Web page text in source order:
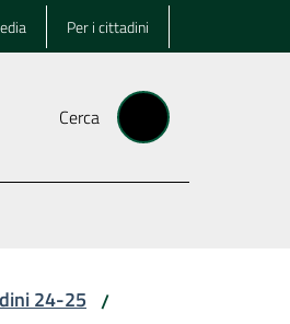
Per i cittadini
Cerca
24-25 /